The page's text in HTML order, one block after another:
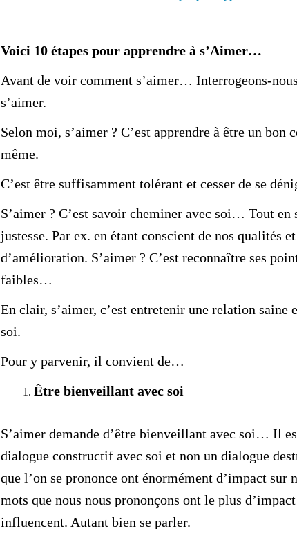
Voici 10 étapes pour apprendre à s’Aimer…
Avant de voir comment s’aimer… Interrogeons-
s’aimer.
Selon moi, s’aimer ? C’est apprendre à être un bon
même.
C’est être suffisamment tolérant et cesser de se
S’aimer ? C’est savoir cheminer avec soi… Tout en
justesse. Par ex. en étant conscient de nos qualités
d’amélioration. S’aimer ? C’est reconnaître ses
faibles…
En clair, s’aimer, c’est entretenir une relation saine
soi.
Pour y parvenir, il convient de…
Être bienveillant avec soi
S’aimer demande d’être bienveillant avec soi… Il
dialogue constructif avec soi et non un dialogue
que l’on se prononce ont énormément d’impact sur
mots que nous nous prononçons ont le plus
influencent. Autant bien se parler.